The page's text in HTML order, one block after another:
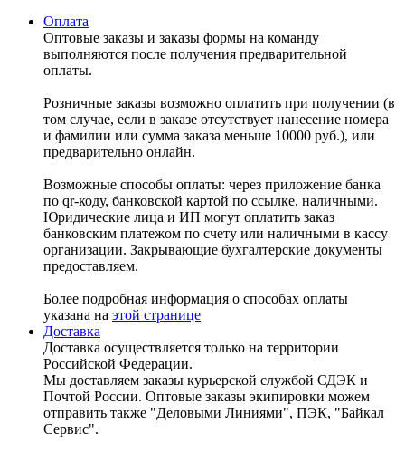
Оплата
Оптовые заказы и заказы формы на команду
выполняются после получения предварительной
оплаты.
Розничные заказы возможно оплатить при получении (в
том случае, если в заказе отсутствует нанесение номера
и фамилии или сумма заказа меньше 10000 руб.), или
предварительно онлайн.
Возможные способы оплаты: через приложение банка
по qr-коду, банковской картой по ссылке, наличными.
Юридические лица и ИП могут оплатить заказ
банковским платежом по счету или наличными в кассу
организации. Закрывающие бухгалтерские документы
предоставляем.
Более подробная информация о способах оплаты
указана на этой странице
Доставка
Доставка осуществляется только на территории
Российской Федерации.
Мы доставляем заказы курьерской службой СДЭК и
Почтой России. Оптовые заказы экипировки можем
отправить также "Деловыми Линиями", ПЭК, "Байкал
Сервис".